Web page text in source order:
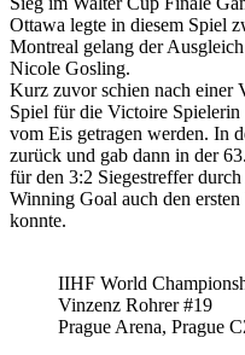
Ottawa legte in diesem Spiel
Montreal gelang der
Nicole Gosling.
Kurz zuvor schien nach einer
Spiel für die Victoire Spielerin
vom Eis getragen werden. In
zurück und gab dann in der
für den 3:2 Siegestreffer
Winning Goal auch den
konnte.
IIHF World
Vinzenz Rohrer #19
Prague Arena, Prague